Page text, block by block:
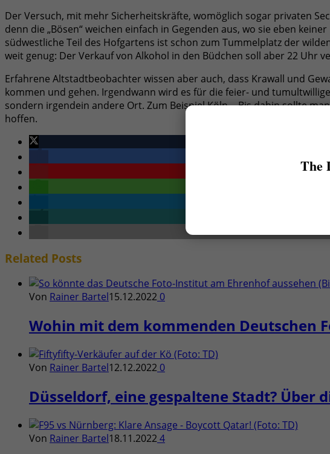
Der Versuch, mit mehr Sicherheitskräfte, womöglich sogar privaten
denn die „Bösen“ weichen einfach in Gegenden aus, wo sie eben
südwestliche Teil des Hofgartens ist schon zum Tummelplatz der
weit genug: Der Verkauf von Alkohol in den Büdchen soll aber 22 Uhr
Erfahrene Altstadtbeobachter wissen aber auch, dass Krawall und
kommen und gehen. Irgendwann wird es für die feier- und
sondern irgendein andere Ort. Zum Beispiel Köln… Bis dahin sollte
hoffen.
Related Posts
Von Rainer Bartel15.12.2022 0
Wohin mit dem kommenden Deutschen
Von Rainer Bartel12.12.2022 0
Düsseldorf, eine gespaltene Stadt?
Von Rainer Bartel18.11.20224
The